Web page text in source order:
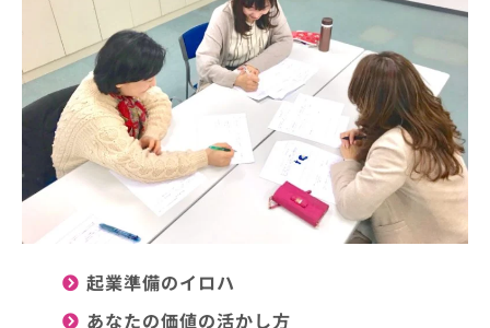
起業準備のイロハ
あなたの価値の活かし方